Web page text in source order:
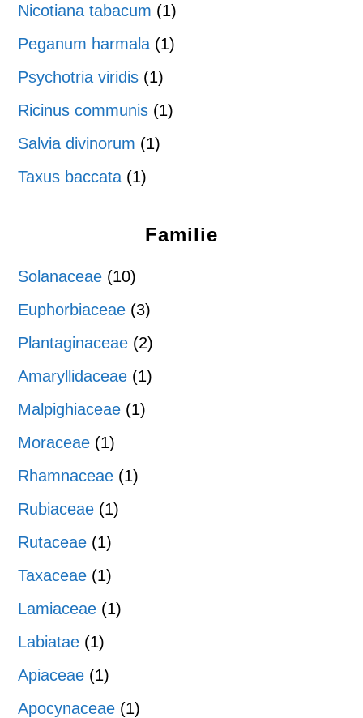
Nicotiana tabacum (1)
Peganum harmala (1)
Psychotria viridis (1)
Ricinus communis (1)
Salvia divinorum (1)
Taxus baccata (1)
Familie
Solanaceae (10)
Euphorbiaceae (3)
Plantaginaceae (2)
Amaryllidaceae (1)
Malpighiaceae (1)
Moraceae (1)
Rhamnaceae (1)
Rubiaceae (1)
Rutaceae (1)
Taxaceae (1)
Lamiaceae (1)
Labiatae (1)
Apiaceae (1)
Apocynaceae (1)